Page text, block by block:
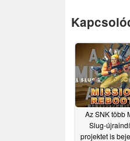
Az SNK több
Slug-
projektet is